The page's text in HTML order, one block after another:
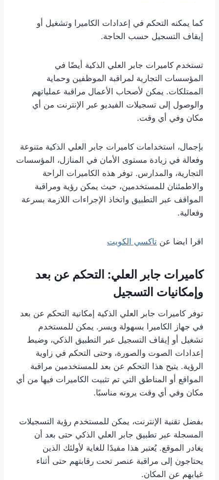
كما يمكنه التحكم في إعدادات الكاميرا وتشغيل أو
إيقاف التسجيل حسب الحاجة.
تستخدم كاميرات جابر العلي الذكية أيضًا في
المؤسسات التجارية لمراقبة الموظفين وحماية
الممتلكات. يمكن لأصحاب الأعمال مراقبة عملياتهم
والوصول إلى تسجيلات الفيديو عبر الإنترنت من أي
مكان وفي أي وقت.
بإجمال، استخدامات كاميرات جابر العلي الذكية متنوعة
وفعالة في زيادة مستوى الأمان في المنازل، المؤسسات
التجارية، والمدارس. توفر هذه الكاميرات الراحة
والاطمئنان للمستخدمين، حيث يمكن رؤية ومراقبة
المواقف عبر التطبيق واتخاذ الإجراءات اللازمة بسرعة
وفعالية.
اقرا ايضا عن تاكسي الكويت
كاميرات جابر العلي: التحكم عن بعد
وإمكانيات التسجيل
توفر كاميرات جابر العلي الذكية إمكانية التحكم عن بعد
في جهاز الكاميرا بسهولة ويسر. يمكن للمستخدم
تشغيل أو إيقاف التسجيل عبر التطبيق الذكي، وضبط
إعدادات الصوت والصورة، وحتى التحكم في زاوية
الرؤية. يتيح هذا التحكم عن بعد للمستخدمين مراقبة
المواقع أو المناطق التي تم تثبيت الكاميرات فيها من أي
مكان وفي أي وقت يرونه مناسبًا.
بفضل تقنية الإنترنت، يمكن للمستخدم رؤية التسجيلات
المسجلة عبر تطبيق جابر العلي الذكي حتى بعد أن
يغادر الموقع. يُعتبر هذا مفيدًا للغاية لأولئك الذين
يحتاجون إلى مراقبة عنصر تحت رقابتهم حتى أثناء
غيابهم عن المكان.